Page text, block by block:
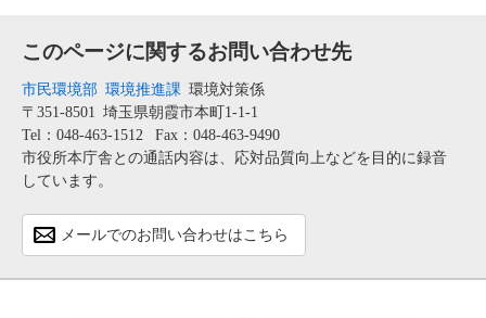
このページに関するお問い合わせ先
市民環境部 環境推進課 環境対策係
〒351-8501 埼玉県朝霞市本町1-1-1
Tel：048-463-1512
Fax：048-463-9490
市役所本庁舎との通話内容は、応対品質向上などを目的に録音
しています。
メールでのお問い合わせはこちら